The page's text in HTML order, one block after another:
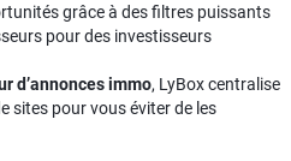
grâce à des filtres puissants
pour des investisseurs
d’annonces immo, LyBox centralise
sites pour vous éviter de les